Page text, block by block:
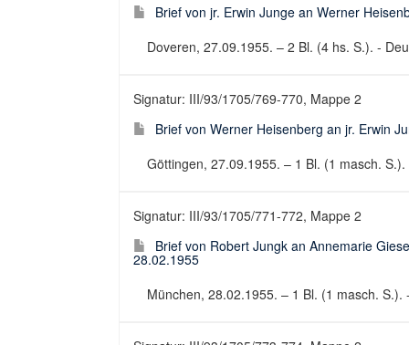
Brief von jr. Erwin Junge an Werner
Doveren, 27.09.1955. – 2 Bl. (4 hs. S.). -
Signatur: III/93/1705/769-770, Mappe 2
Brief von Werner Heisenberg an jr. Erwin
Göttingen, 27.09.1955. – 1 Bl. (1 masch.
Signatur: III/93/1705/771-772, Mappe 2
Brief von Robert Jungk an Annemarie
28.02.1955
München, 28.02.1955. – 1 Bl. (1 masch.